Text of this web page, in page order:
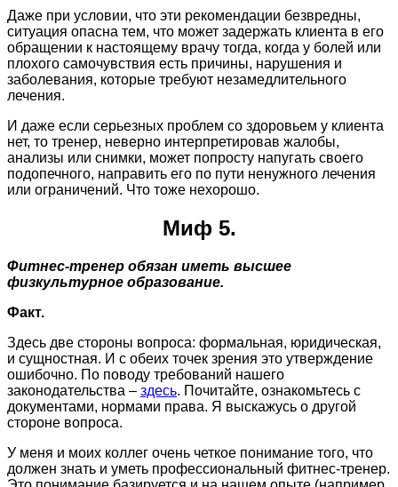
Даже при условии, что эти рекомендации безвредны,
ситуация опасна тем, что может задержать клиента в его
обращении к настоящему врачу тогда, когда у болей или
плохого самочувствия есть причины, нарушения и
заболевания, которые требуют незамедлительного
лечения.
И даже если серьезных проблем со здоровьем у клиента
нет, то тренер, неверно интерпретировав жалобы,
анализы или снимки, может попросту напугать своего
подопечного, направить его по пути ненужного лечения
или ограничений. Что тоже нехорошо.
Миф 5.
Фитнес-тренер обязан иметь высшее
физкультурное образование.
Факт.
Здесь две стороны вопроса: формальная, юридическая,
и сущностная. И с обеих точек зрения это утверждение
ошибочно. По поводу требований нашего
законодательства – здесь. Почитайте, ознакомьтесь с
документами, нормами права. Я выскажусь о другой
стороне вопроса.
У меня и моих коллег очень четкое понимание того, что
должен знать и уметь профессиональный фитнес-тренер.